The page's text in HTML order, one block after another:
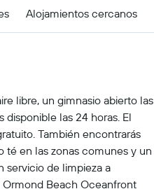
Alojamientos cercanos
libre, un gimnasio abierto las
las 24 horas. El
También encontrarás
té en las zonas comunes y un
servicio de limpieza a
Beach Oceanfront